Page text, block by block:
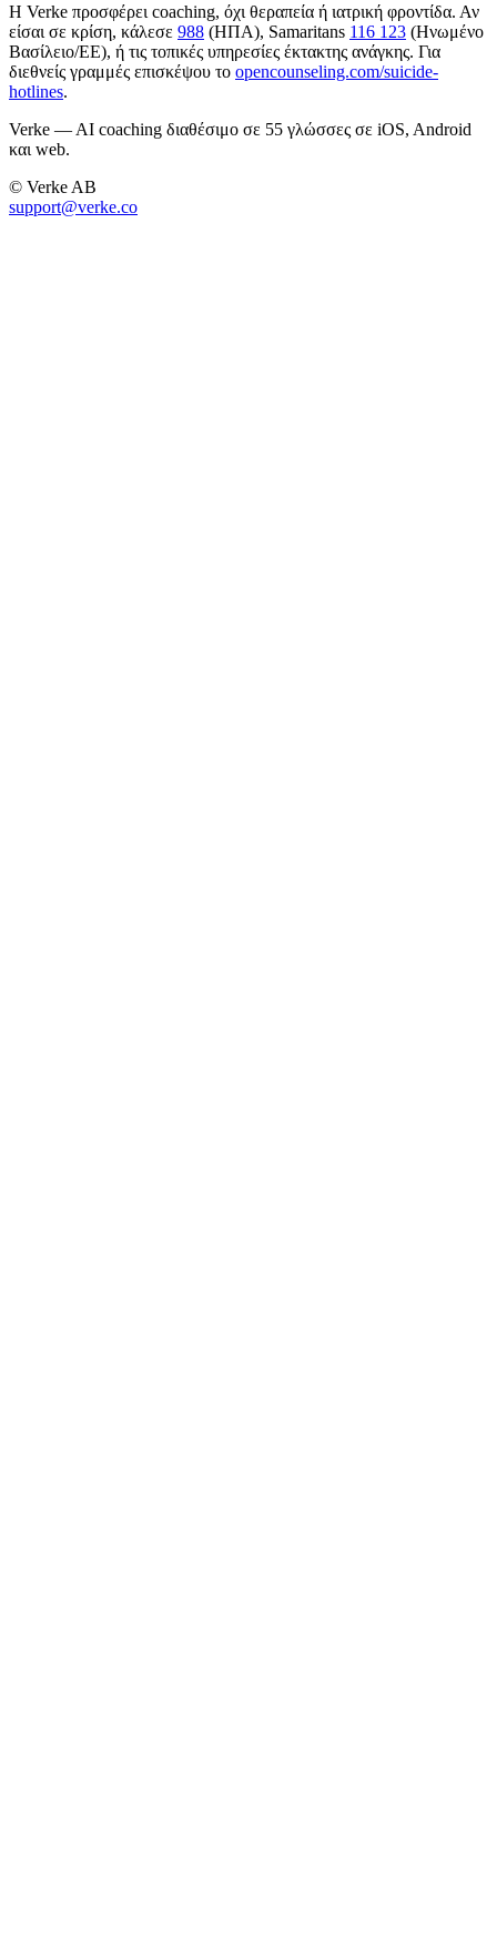
Η Verke προσφέρει coaching, όχι θεραπεία ή ιατρική φροντίδα. Αν
είσαι σε κρίση, κάλεσε 988 (ΗΠΑ), Samaritans 116 123 (Ηνωμένο
Βασίλειο/ΕΕ), ή τις τοπικές υπηρεσίες έκτακτης ανάγκης. Για
διεθνείς γραμμές επισκέψου το opencounseling.com/suicide-
hotlines.
Verke — AI coaching διαθέσιμο σε 55 γλώσσες σε iOS, Android
και web.
© Verke AB
support@verke.co